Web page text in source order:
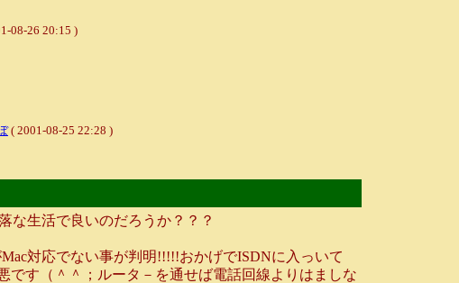
08-26 20:15 )
( 2001-08-25 22:28 )
な生活で良いのだろうか？？？
対応でない事が判明!!!!!おかげでISDNに入っいて
す（＾＾；ルータ－を通せば電話回線よりはましな